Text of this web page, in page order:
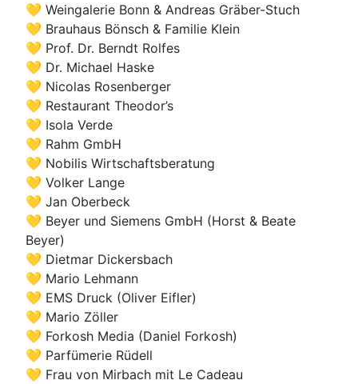
💛 Weingalerie Bonn & Andreas Gräber-Stuch
💛 Brauhaus Bönsch & Familie Klein
💛 Prof. Dr. Berndt Rolfes
💛 Dr. Michael Haske
💛 Nicolas Rosenberger
💛 Restaurant Theodor’s
💛 Isola Verde
💛 Rahm GmbH
💛 Nobilis Wirtschaftsberatung
💛 Volker Lange
💛 Jan Oberbeck
💛 Beyer und Siemens GmbH (Horst & Beate
Beyer)
💛 Dietmar Dickersbach
💛 Mario Lehmann
💛 EMS Druck (Oliver Eifler)
💛 Mario Zöller
💛 Forkosh Media (Daniel Forkosh)
💛 Parfümerie Rüdell
💛 Frau von Mirbach mit Le Cadeau